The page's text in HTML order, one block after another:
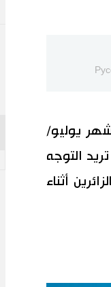
شهر يوليو/
التوجه
أثناء